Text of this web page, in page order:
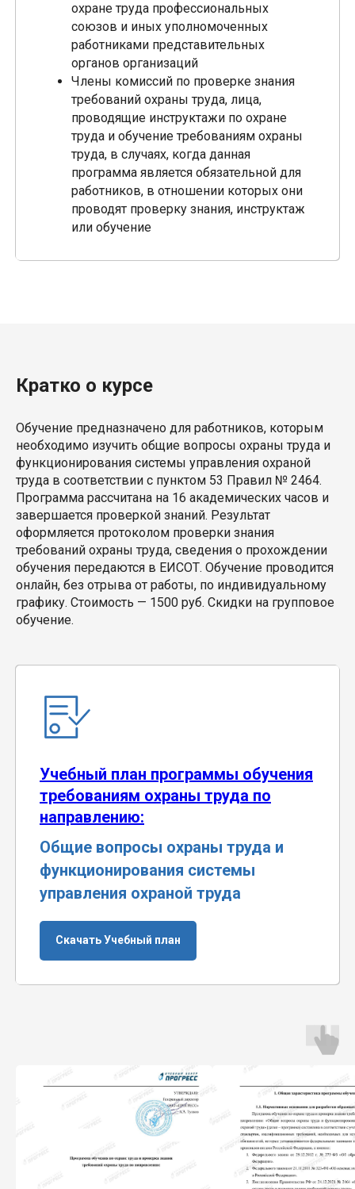
охране труда профессиональных
союзов и иных уполномоченных
работниками представительных
органов организаций
Члены комиссий по проверке знания
требований охраны труда, лица,
проводящие инструктажи по охране
труда и обучение требованиям охраны
труда, в случаях, когда данная
программа является обязательной для
работников, в отношении которых они
проводят проверку знания, инструктаж
или обучение
Кратко о курсе
Обучение предназначено для работников, которым
необходимо изучить общие вопросы охраны труда и
функционирования системы управления охраной
труда в соответствии с пунктом 53 Правил № 2464.
Программа рассчитана на 16 академических часов и
завершается проверкой знаний. Результат
оформляется протоколом проверки знания
требований охраны труда, сведения о прохождении
обучения передаются в ЕИСОТ. Обучение проводится
онлайн, без отрыва от работы, по индивидуальному
графику. Стоимость — 1500 руб. Скидки на групповое
обучение.
Учебный план программы обучения
требованиям охраны труда по
направлению:
Общие вопросы охраны труда и
функционирования системы
управления охраной труда
Скачать Учебный план